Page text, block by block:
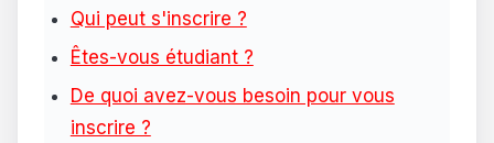
Qui peut s'inscrire ?
Êtes-vous étudiant ?
De quoi avez-vous besoin pour vous
inscrire ?